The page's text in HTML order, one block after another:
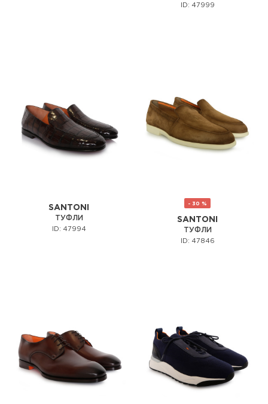
ID: 47999
SANTONI
ТУФЛИ
ID: 47994
- 30 %
SANTONI
ТУФЛИ
ID: 47846